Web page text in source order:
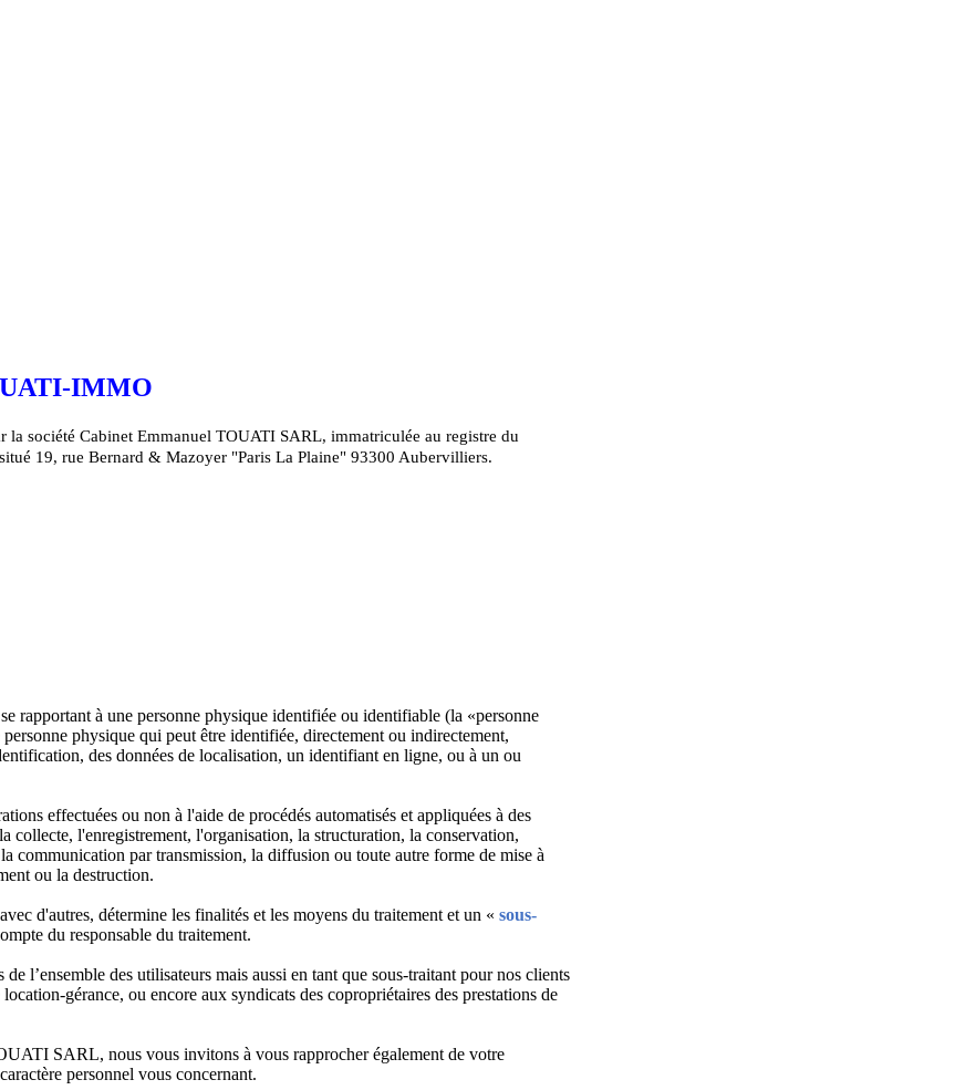
IMMO
la société Cabinet Emmanuel TOUATI SARL, immatriculée au registre du
19, rue Bernard & Mazoyer "Paris La Plaine" 93300 Aubervilliers.
rapportant à une personne physique identifiée ou identifiable (la «personne
physique qui peut être identifiée, directement ou indirectement,
des données de localisation, un identifiant en ligne, ou à un ou
effectuées ou non à l'aide de procédés automatisés et appliquées à des
collecte, l'enregistrement, l'organisation, la structuration, la conservation,
par transmission, la diffusion ou toute autre forme de mise à
ou la destruction.
d'autres, détermine les finalités et les moyens du traitement et un « sous-
du responsable du traitement.
l’ensemble des utilisateurs mais aussi en tant que sous-traitant pour nos clients
gérance, ou encore aux syndicats des copropriétaires des prestations de
SARL, nous vous invitons à vous rapprocher également de votre
personnel vous concernant.